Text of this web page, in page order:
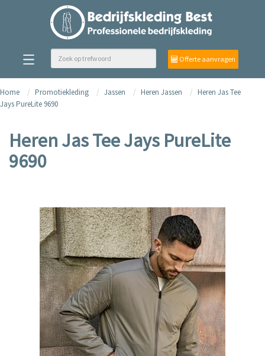
Offerte aanvragen
Home Promotiekleding Jassen Heren Jassen
Heren Jas Tee
Jays PureLite 9690
Heren Jas Tee Jays PureLite
9690